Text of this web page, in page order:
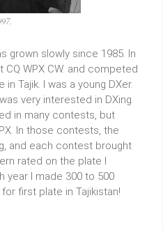
grown slowly since 1985. In
WPX CW. and competed
Tajik. I was a young DXer.
very interested in DXing.
in many contests, but
In those contests, the
and each contest brought
rated on the plate I
year I made 300 to 500
for first plate in Tajikistan!